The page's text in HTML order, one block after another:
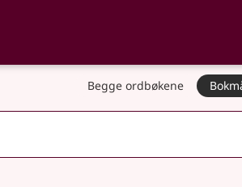
og
Begge ordbøkene